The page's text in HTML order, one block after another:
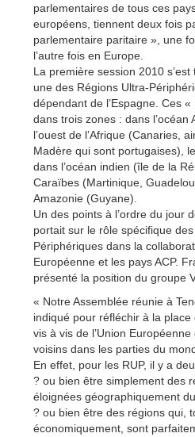
parlementaires de tous ces
européens, tiennent deux fois
parlementaire paritaire », une
l’autre fois en Europe.
La première session 2010
une des Régions Ultra-
dépendant de l’Espagne. Ces
dans trois zones : dans l’océan
l’ouest de l’Afrique (Canaries,
Madère qui sont portugaises),
dans l’océan indien (île de la
Caraïbes (Martinique,
Amazonie (Guyane).
Un des points à l’ordre du jour
portait sur le rôle spécifique
Périphériques dans la
Européenne et les pays ACP.
présenté la position du groupe
« Notre Assemblée réunie à
indiqué pour réfléchir à la place
vis à vis de l’Union
voisins dans les parties du
En effet, pour les RUP, il y a
? ou bien être simplement des
éloignées géographiquement
? ou bien être des régions qui,
économiquement, sont